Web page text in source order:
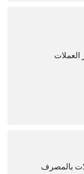
العملات
بالمصرف